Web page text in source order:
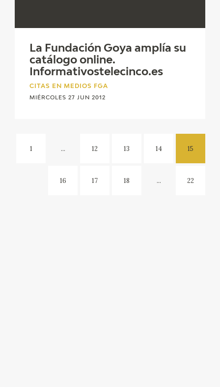
La Fundación Goya amplía su
catálogo online.
Informativostelecinco.es
CITAS EN MEDIOS FGA
MIÉRCOLES 27 JUN 2012
1 ... 12 13 14 15
16 17 18 ... 22